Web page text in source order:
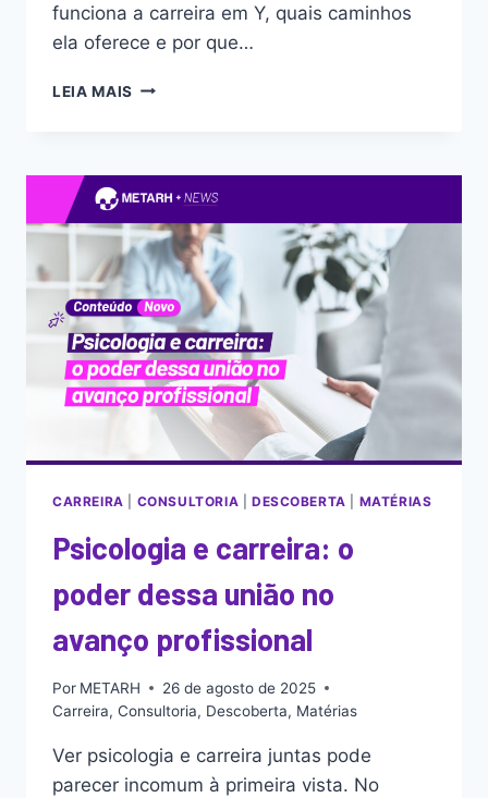
funciona a carreira em Y, quais caminhos
ela oferece e por que…
LEIA MAIS
CARREIRA CONSULTORIA DESCOBERTA MATÉRIAS
Psicologia e carreira: o
poder dessa união no
avanço profissional
Por METARH
26 de agosto de 2025
Carreira, Consultoria, Descoberta, Matérias
Ver psicologia e carreira juntas pode
parecer incomum à primeira vista. No